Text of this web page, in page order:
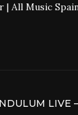
All Music
LIVE